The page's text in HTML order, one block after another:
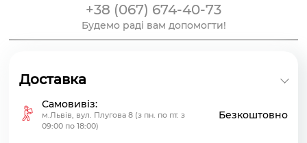
+38 (067) 674-40-73
Будемо раді вам допомогти!
Доставка
Самовивіз:
м.Львів, вул. Плугова 8 (з пн. по пт. з
09:00 по 18:00)
Безкоштовно